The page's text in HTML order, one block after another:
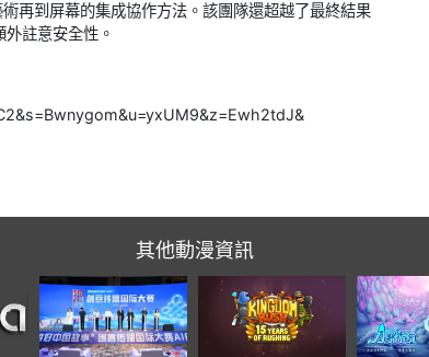
再到屏幕的集成協作方法。該團隊還超越了最終結果
註意安全性。
其他動漫資訊